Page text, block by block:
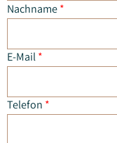
Nachname*
E-Mail*
Telefon *